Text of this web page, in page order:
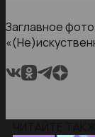
Заглавное